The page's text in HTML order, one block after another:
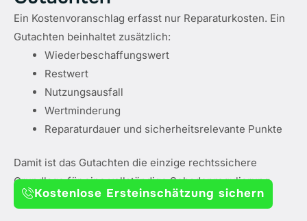
Ein Kostenvoranschlag erfasst nur Reparaturkosten. Ein
Gutachten beinhaltet zusätzlich:
Wiederbeschaffungswert
Restwert
Nutzungsausfall
Wertminderung
Reparaturdauer und sicherheitsrelevante Punkte
Damit ist das Gutachten die einzige rechtssichere
Grundlage für eine vollständige Schadenregulierung.
Kostenlose Ersteinschätzung sichern